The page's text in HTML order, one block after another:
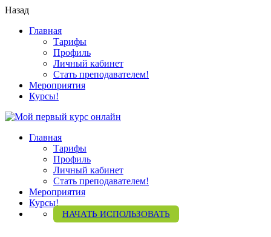
Назад
Главная
Тарифы
Профиль
Личный кабинет
Стать преподавателем!
Мероприятия
Курсы!
Главная
Тарифы
Профиль
Личный кабинет
Стать преподавателем!
Мероприятия
Курсы!
НАЧАТЬ ИСПОЛЬЗОВАТЬ